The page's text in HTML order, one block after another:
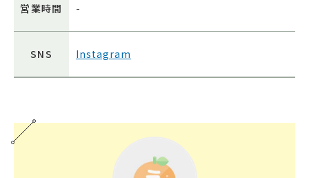
営業時間 -
SNS Instagram